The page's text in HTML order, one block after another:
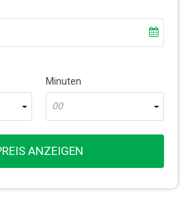
Minuten
00
ANZEIGEN